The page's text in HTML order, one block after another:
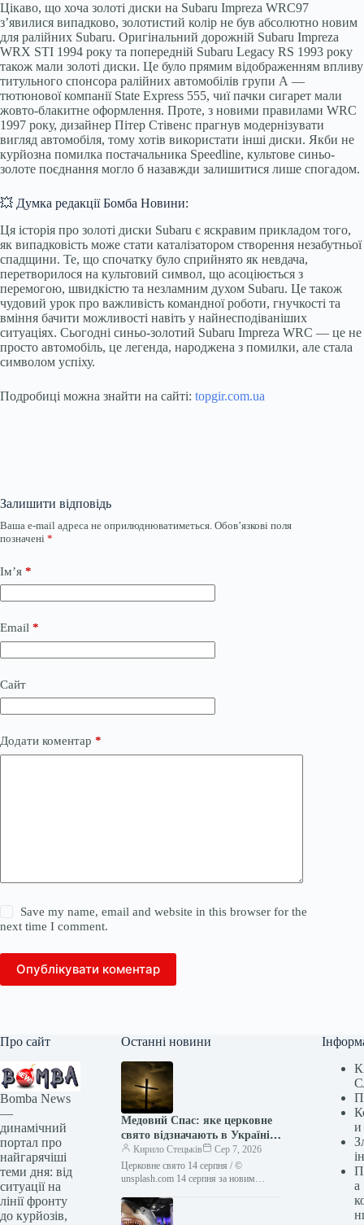
Цікаво, що хоча золоті диски на Subaru Impreza WRC97
з’явилися випадково, золотистий колір не був абсолютно новим
для ралійних Subaru. Оригінальний дорожній Subaru Impreza
WRX STI 1994 року та попередній Subaru Legacy RS 1993 року
також мали золоті диски. Це було прямим відображенням впливу
титульного спонсора ралійних автомобілів групи А —
тютюнової компанії State Express 555, чиї пачки сигарет мали
жовто-блакитне оформлення. Проте, з новими правилами WRC
1997 року, дизайнер Пітер Стівенс прагнув модернізувати
вигляд автомобіля, тому хотів використати інші диски. Якби не
курйозна помилка постачальника Speedline, культове синьо-
золоте поєднання могло б назавжди залишитися лише спогадом.
💥 Думка редакції Бомба Новини:
Ця історія про золоті диски Subaru є яскравим прикладом того,
як випадковість може стати каталізатором створення незабутньої
спадщини. Те, що спочатку було сприйнято як невдача,
перетворилося на культовий символ, що асоціюється з
перемогою, швидкістю та незламним духом Subaru. Це також
чудовий урок про важливість командної роботи, гнучкості та
вміння бачити можливості навіть у найнесподіваніших
ситуаціях. Сьогодні синьо-золотий Subaru Impreza WRC — це не
просто автомобіль, це легенда, народжена з помилки, але стала
символом успіху.
Подробиці можна знайти на сайті: topgir.com.ua
Залишити відповідь
Ваша e-mail адреса не оприлюднюватиметься. Обов’язкові поля
позначені *
Ім’я *
Email *
Сайт
Додати коментар *
Save my name, email and website in this browser for the
next time I comment.
Опублікувати коментар
Про сайт
Bomba News
—
динамічний
портал про
найгарячіші
теми дня: від
ситуації на
лінії фронту
до курйозів,
Останні новини
Медовий Спас: яке церковне
свято відзначають в Україні
14 серпня
Кирило Стецьків
Сер 7, 2026
Церковне свято 14 серпня / ©
unsplash.com 14 серпня за новим
старим) православні відзначають
день…
и
а